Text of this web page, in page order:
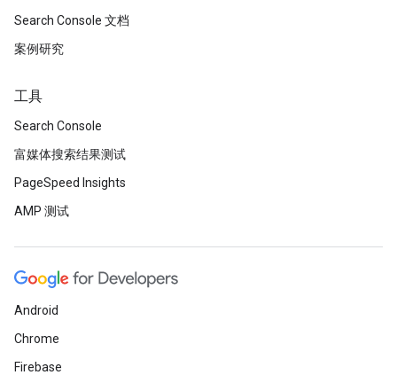
Search Console 文档
案例研究
工具
Search Console
富媒体搜索结果测试
PageSpeed Insights
AMP 测试
Android
Chrome
Firebase